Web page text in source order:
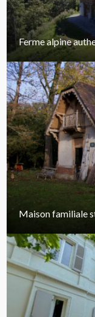
Ferme alpine
Maison familiale